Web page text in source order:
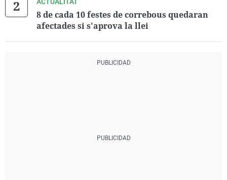
8 de cada 10 festes de correbous quedaran
afectades si s'aprova la llei